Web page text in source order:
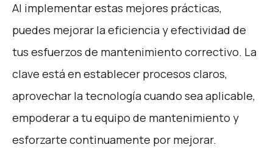
Al implementar estas mejores prácticas,
puedes mejorar la eficiencia y efectividad de
tus esfuerzos de mantenimiento correctivo. La
clave está en establecer procesos claros,
aprovechar la tecnología cuando sea aplicable,
empoderar a tu equipo de mantenimiento y
esforzarte continuamente por mejorar.